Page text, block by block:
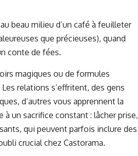
beau milieu d’un café à feuilleter
que précieuses), quand
conte de fées.
magiques ou de formules
relations s’effritent, des gens
d’autres vous apprennent la
un sacrifice constant : lâcher prise,
qui peuvent parfois inclure des
crucial chez Castorama.